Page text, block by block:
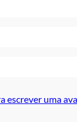
escrever uma